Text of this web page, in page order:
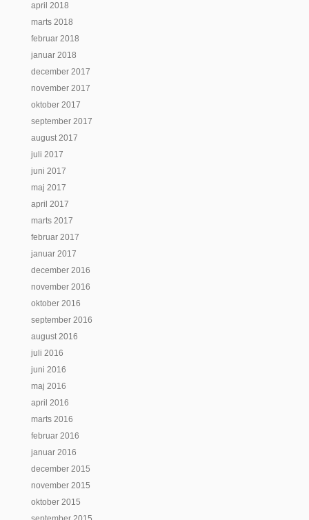
april 2018
marts 2018
februar 2018
januar 2018
december 2017
november 2017
oktober 2017
september 2017
august 2017
juli 2017
juni 2017
maj 2017
april 2017
marts 2017
februar 2017
januar 2017
december 2016
november 2016
oktober 2016
september 2016
august 2016
juli 2016
juni 2016
maj 2016
april 2016
marts 2016
februar 2016
januar 2016
december 2015
november 2015
oktober 2015